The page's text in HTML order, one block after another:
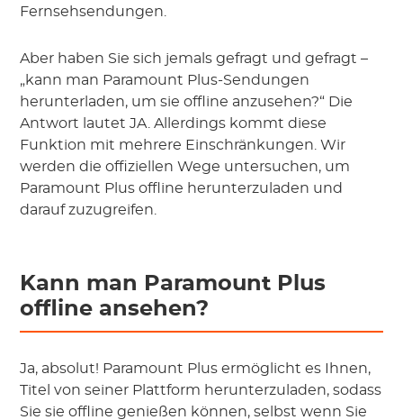
Fernsehsendungen.
Aber haben Sie sich jemals gefragt und gefragt –
„kann man Paramount Plus-Sendungen
herunterladen, um sie offline anzusehen?“ Die
Antwort lautet JA. Allerdings kommt diese
Funktion mit mehrere Einschränkungen. Wir
werden die offiziellen Wege untersuchen, um
Paramount Plus offline herunterzuladen und
darauf zuzugreifen.
Kann man Paramount Plus
offline ansehen?
Ja, absolut! Paramount Plus ermöglicht es Ihnen,
Titel von seiner Plattform herunterzuladen, sodass
Sie sie offline genießen können, selbst wenn Sie